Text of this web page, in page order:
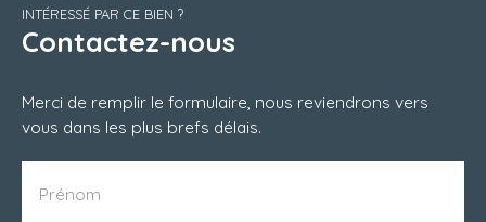
INTÉRESSÉ PAR CE BIEN ?
Contactez-nous
Merci de remplir le formulaire, nous reviendrons vers
vous dans les plus brefs délais.
Prénom